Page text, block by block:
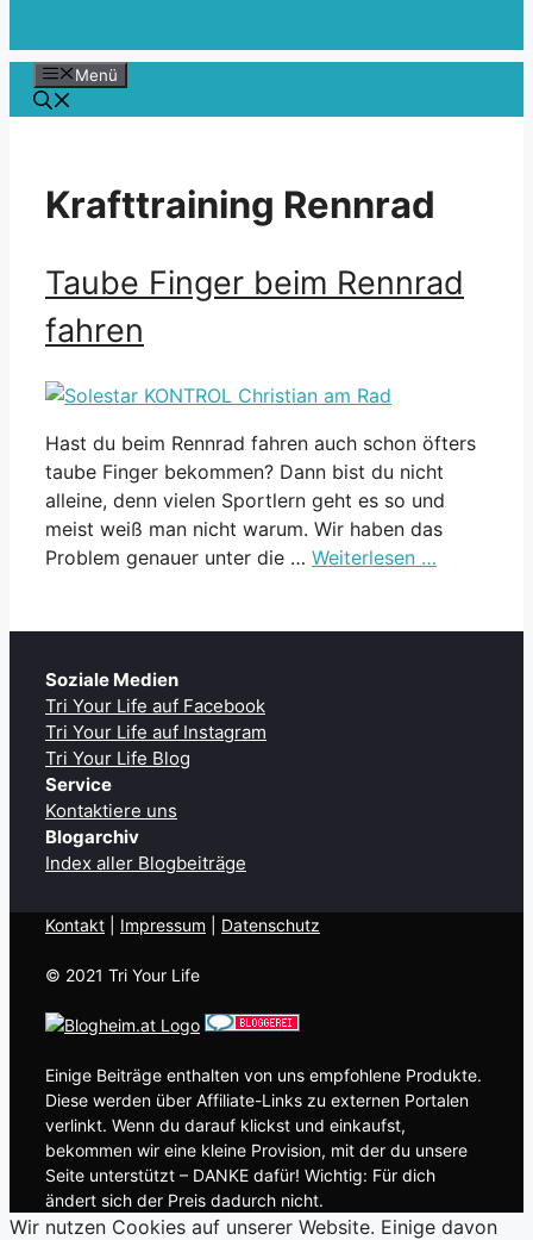
Menü
Krafttraining Rennrad
Taube Finger beim Rennrad
fahren
Hast du beim Rennrad fahren auch schon öfters
taube Finger bekommen? Dann bist du nicht
alleine, denn vielen Sportlern geht es so und
meist weiß man nicht warum. Wir haben das
Problem genauer unter die … Weiterlesen …
Soziale Medien
Tri Your Life auf Facebook
Tri Your Life auf Instagram
Tri Your Life Blog
Service
Kontaktiere uns
Blogarchiv
Index aller Blogbeiträge
Kontakt Impressum Datenschutz
© 2021 Tri Your Life
Einige Beiträge enthalten von uns empfohlene Produkte.
Diese werden über Affiliate-Links zu externen Portalen
verlinkt. Wenn du darauf klickst und einkaufst,
bekommen wir eine kleine Provision, mit der du unsere
Seite unterstützt – DANKE dafür! Wichtig: Für dich
ändert sich der Preis dadurch nicht.
Wir nutzen Cookies auf unserer Website. Einige davon